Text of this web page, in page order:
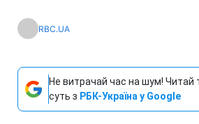
RBC.UA
Не витрачай час на шум! Читай
суть з РБК-Україна у Google